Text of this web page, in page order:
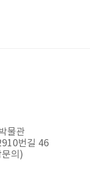
물관
번길 46
의)